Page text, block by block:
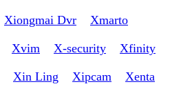
Xiongmai Dvr Xmarto
Xvim X-security Xfinity
Xin Ling Xipcam Xenta